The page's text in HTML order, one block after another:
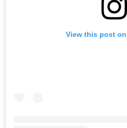
View this post